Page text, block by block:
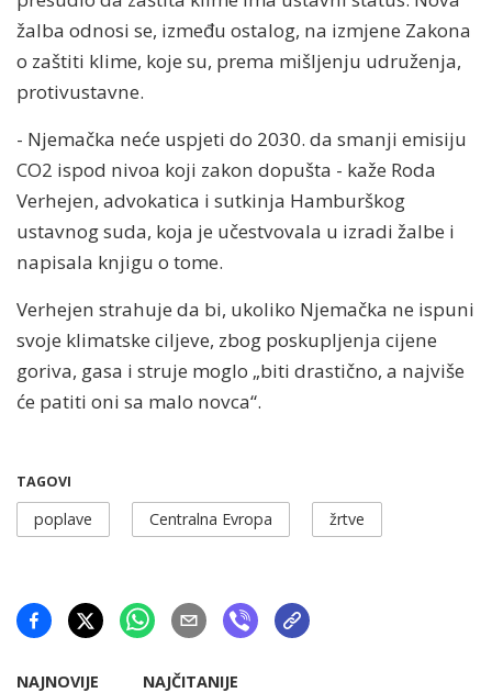
žalba odnosi se, između ostalog, na izmjene Zakona
o zaštiti klime, koje su, prema mišljenju udruženja,
protivustavne.
- Njemačka neće uspjeti do 2030. da smanji emisiju
CO2 ispod nivoa koji zakon dopušta - kaže Roda
Verhejen, advokatica i sutkinja Hamburškog
ustavnog suda, koja je učestvovala u izradi žalbe i
napisala knjigu o tome.
Verhejen strahuje da bi, ukoliko Njemačka ne ispuni
svoje klimatske ciljeve, zbog poskupljenja cijene
goriva, gasa i struje moglo „biti drastično, a najviše
će patiti oni sa malo novca“.
TAGOVI
poplave Centralna Evropa žrtve
NAJNOVIJE NAJČITANIJE